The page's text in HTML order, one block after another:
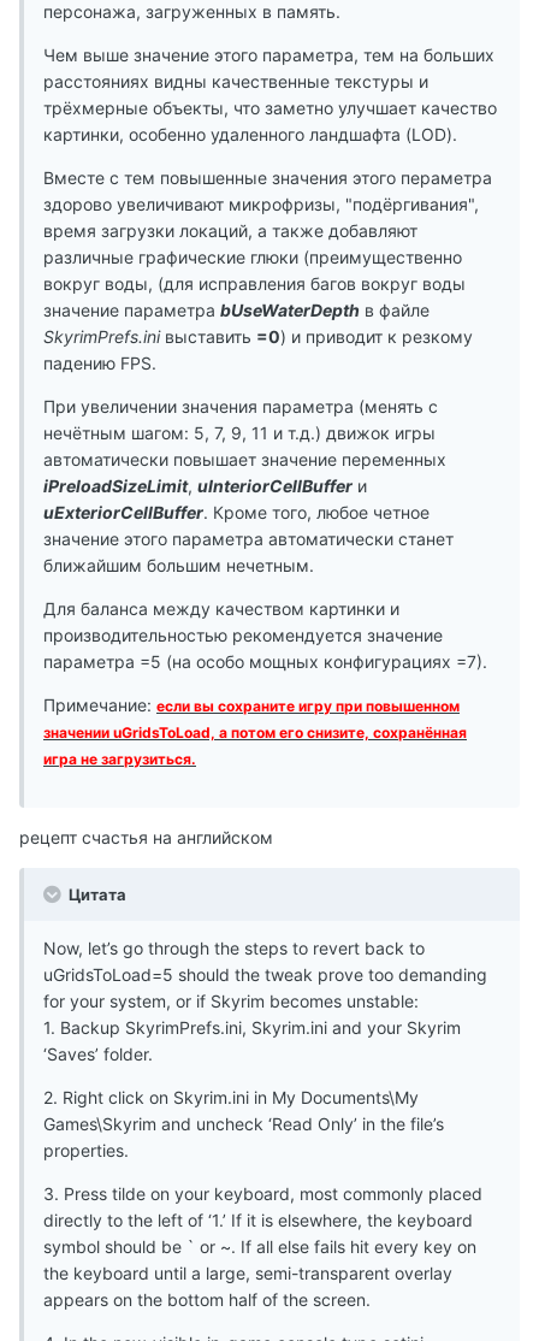
персонажа, загруженных в память.
Чем выше значение этого параметра, тем на больших
расстояниях видны качественные текстуры и
трёхмерные объекты, что заметно улучшает качество
картинки, особенно удаленного ландшафта (LOD).
Вместе с тем повышенные значения этого пераметра
здорово увеличивают микрофризы, "подёргивания",
время загрузки локаций, а также добавляют
различные графические глюки (преимущественно
вокруг воды, (для исправления багов вокруг воды
значение параметра bUseWaterDepth в файле
SkyrimPrefs.iniвыставить =0) и приводит к резкому
падению FPS.
При увеличении значения параметра (менять с
нечётным шагом: 5, 7, 9, 11 и т.д.) движок игры
автоматически повышает значение переменных
iPreloadSizeLimit, uInteriorCellBuffer и
uExteriorCellBuffer. Кроме того, любое четное
значение этого параметра автоматически станет
ближайшим большим нечетным.
Для баланса между качеством картинки и
производительностью рекомендуется значение
параметра =5 (на особо мощных конфигурациях =7).
Примечание: если вы сохраните игру при повышенном
значении uGridsToLoad, а потом его снизите, сохранённая
игра не загрузиться.
рецепт счастья на английском
Цитата
Now, let’s go through the steps to revert back to
uGridsToLoad=5 should the tweak prove too demanding
for your system, or if Skyrim becomes unstable:
1. Backup SkyrimPrefs.ini, Skyrim.ini and your Skyrim
‘Saves’ folder.
2. Right click on Skyrim.ini in My Documents\My
Games\Skyrim and uncheck ‘Read Only’ in the file’s
properties.
3. Press tilde on your keyboard, most commonly placed
directly to the left of ‘1.’ If it is elsewhere, the keyboard
symbol should be ` or ~. If all else fails hit every key on
the keyboard until a large, semi-transparent overlay
appears on the bottom half of the screen.